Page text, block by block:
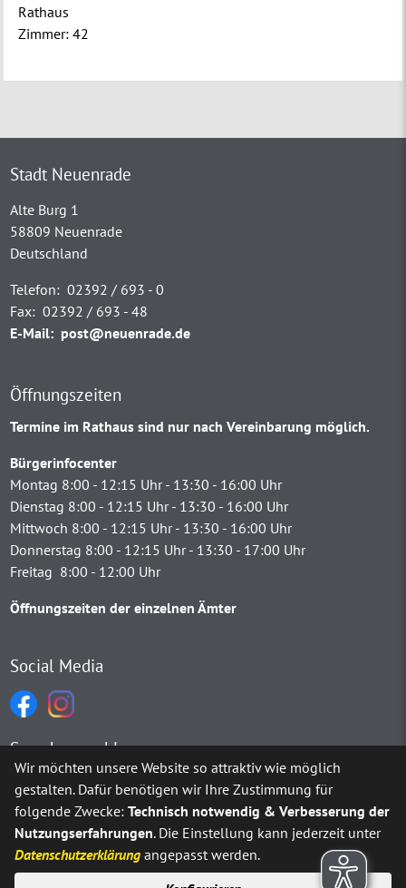
Rathaus
Zimmer: 42
Stadt Neuenrade
Alte Burg 1
58809 Neuenrade
Deutschland
Telefon: 02392 / 693 - 0
Fax: 02392 / 693 - 48
E-Mail: post@neuenrade.de
Öffnungszeiten
Termine im Rathaus sind nur nach Vereinbarung möglich.
Bürgerinfocenter
Montag 8:00 - 12:15 Uhr - 13:30 - 16:00 Uhr
Dienstag 8:00 - 12:15 Uhr - 13:30 - 16:00 Uhr
Mittwoch 8:00 - 12:15 Uhr - 13:30 - 16:00 Uhr
Donnerstag 8:00 - 12:15 Uhr - 13:30 - 17:00 Uhr
Freitag 8:00 - 12:00 Uhr
Öffnungszeiten der einzelnen Ämter
Social Media
Sprachauswahl
Möchten Sie vonGoogle Translate bereitgestellte externe
Ja Immer
Wir möchten unsere Website so attraktiv wie möglich
gestalten. Dafür benötigen wir Ihre Zustimmung für
folgende Zwecke:Technisch notwendig & Verbesserung der
Nutzungserfahrungen. Die Einstellung kann jederzeit unter
Datenschutzerklärung angepasst werden.